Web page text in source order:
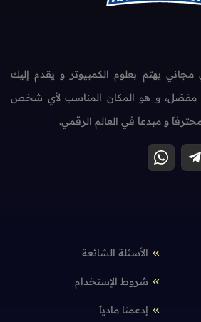
يهتم بعلوم الكمبيوتر و يقدم إليك
و هو المكان المناسب لأي شخص
و مبدعاً في العالم الرقمي.
الأسئلة الشائعة
شروط الإستخدام
إدعمنا مادياً